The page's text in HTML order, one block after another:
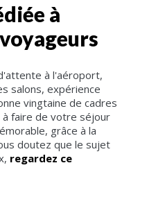
à
à l'aéroport,
salons, expérience
vingtaine de cadres
faire de votre séjour
grâce à la
doutez que le sujet
regardez ce